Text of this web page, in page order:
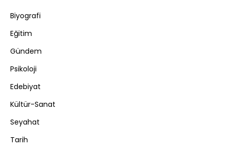
Biyografi
Eğitim
Gündem
Psikoloji
Edebiyat
Kültür-Sanat
Seyahat
Tarih